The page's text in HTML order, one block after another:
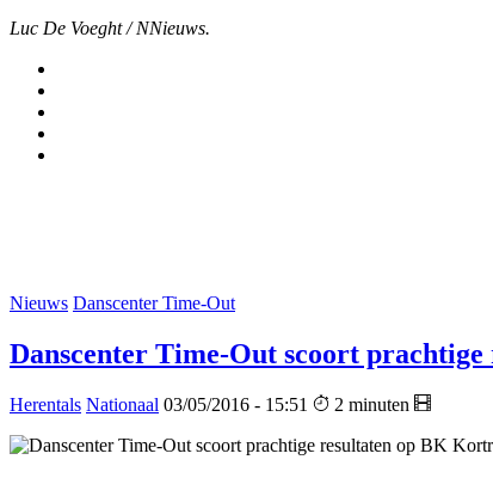
Luc De Voeght / NNieuws.
Nieuws Danscenter Time-Out
Danscenter Time-Out scoort
Herentals Nationaal 03/05/2016 - 15:51 2 minuten